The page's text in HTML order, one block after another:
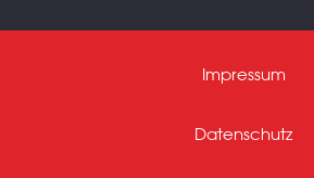
Impressum
Datenschutz